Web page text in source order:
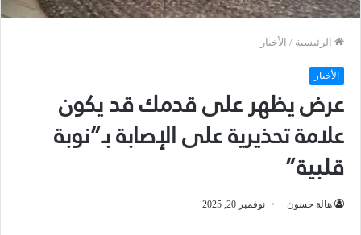
الرئيسية / الأخبار
الأخبار
عرض يظهر على قدمك قد يكون
علامة تحذيرية على الإصابة بـ”نوبة
قلبية”
هالة حسون نوفمبر 20, 2025